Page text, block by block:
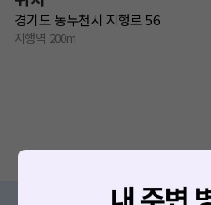
경기도 동두천시 지행로 56
지행역 200m